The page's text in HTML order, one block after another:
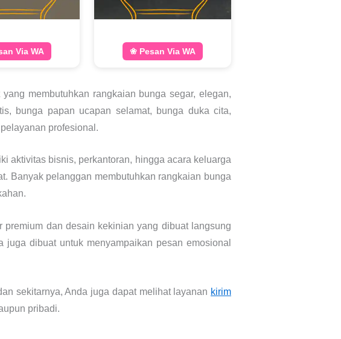
Via WA ❀ Pesan Via WA
membutuhkan rangkaian bunga segar, elegan,
bunga papan ucapan selamat, bunga duka cita,
profesional.
aktivitas bisnis, perkantoran, hingga acara keluarga
Banyak pelanggan membutuhkan rangkaian bunga
dan desain kekinian yang dibuat langsung
dibuat untuk menyampaikan pesan emosional
sekitarnya, Anda juga dapat melihat layanan kirim
pribadi.